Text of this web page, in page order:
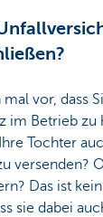
vor, dass
im Betrieb zu
Tochter
versenden?
Das ist
sie dabei